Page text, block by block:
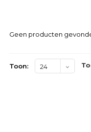
Geen producten
Toon: 24